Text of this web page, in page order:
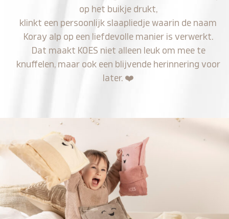
op het buikje drukt,
klinkt een persoonlijk slaapliedje waarin de naam
Koray alp op een liefdevolle manier is verwerkt.
Dat maakt KOES niet alleen leuk om mee te
knuffelen, maar ook een blijvende herinnering voor
later. ❤️